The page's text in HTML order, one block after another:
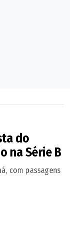
do
na Série B
com passagens